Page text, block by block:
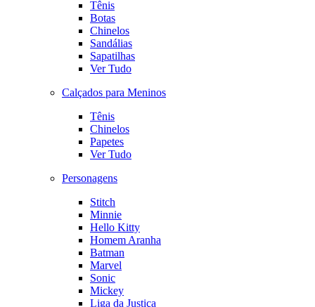
Tênis
Botas
Chinelos
Sandálias
Sapatilhas
Ver Tudo
Calçados para Meninos
Tênis
Chinelos
Papetes
Ver Tudo
Personagens
Stitch
Minnie
Hello Kitty
Homem Aranha
Batman
Marvel
Sonic
Mickey
Liga da Justiça